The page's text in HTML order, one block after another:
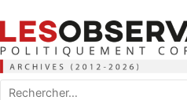
Rechercher